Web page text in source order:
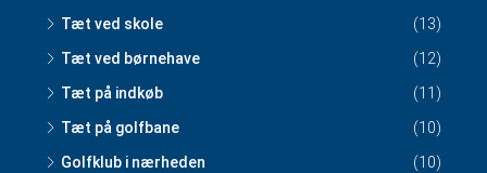
Tæt ved skole
(13)
Tæt ved børnehave
(12)
Tæt på indkøb
(11)
Tæt på golfbane
(10)
Golfklub i nærheden
(10)